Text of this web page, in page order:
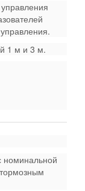
1 м и 3 м.
номинальной